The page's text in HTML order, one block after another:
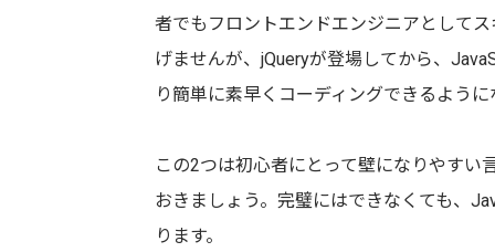
者でもフロントエンドエンジニアとして
げませんが、jQueryが登場してから、
り簡単に素早くコーディングできるよう
この2つは初心者にとって壁になりやす
おきましょう。完璧にはできなくても、
ります。